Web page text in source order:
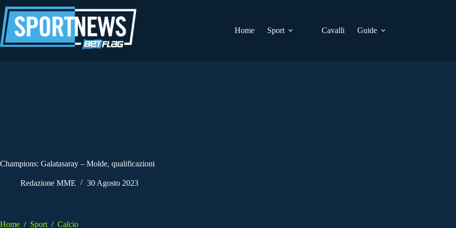
al
contenuto
Home
Sport Cavalli Guide
Champions: Galatasaray – Molde, qualificazioni
Redazione MME 30 Agosto 2023
Home / Sport / Calcio